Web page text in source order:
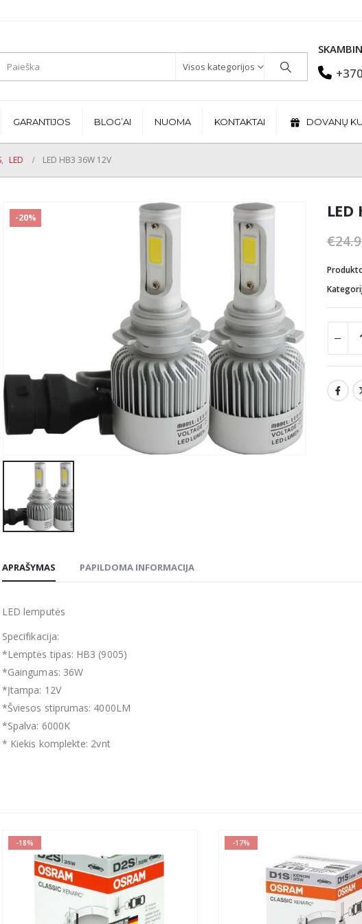
Visos kategorijos
GARANTIJOS BLOG’AI NUOMA KONTAKTAI DOVANŲ
, LED LED HB3 36W 12V
-20% LED
€
APRAŠYMAS PAPILDOMA INFORMACIJA
LED lemputės
Specifikacija:
*Lemptės tipas: HB3 (9005)
*Gaingumas: 36W
*Įtampa: 12V
*Šviesos stiprumas: 4000LM
*Spalva: 6000K
* Kiekis komplekte: 2vnt
-18% -17%